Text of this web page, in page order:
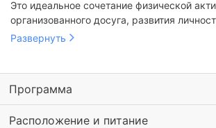
Это идеальное сочетание физической
организованного досуга, развития
Развернуть
Программа
Расположение и питание